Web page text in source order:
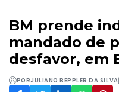
BM prende
mandado de
desfavor, em
PORJULIANO BEPPLER DA SILVA